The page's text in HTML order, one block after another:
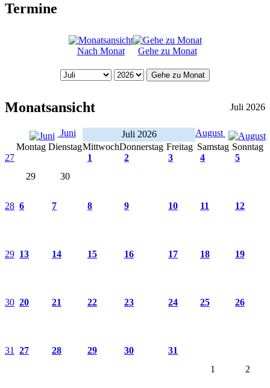
Termine
Nach Monat Gehe zu Monat
Gehe zu Monat
Monatsansicht Juli 2026
Juni Juli 2026
August
Montag DienstagMittwochDonnerstag Freitag Samstag Sonntag
27
29
30
1 2 3 4 5
28 6 7 8 9 10 11 12
29 13 14 15 16 17 18 19
30 20 21 22 23 24 25 26
31 27 28 29 30
31
1
2